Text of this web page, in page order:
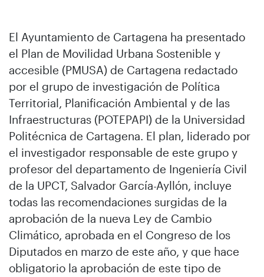
El Ayuntamiento de Cartagena ha presentado
el Plan de Movilidad Urbana Sostenible y
accesible (PMUSA) de Cartagena redactado
por el grupo de investigación de Política
Territorial, Planificación Ambiental y de las
Infraestructuras (POTEPAPI) de la Universidad
Politécnica de Cartagena. El plan, liderado por
el investigador responsable de este grupo y
profesor del departamento de Ingeniería Civil
de la UPCT, Salvador García-Ayllón, incluye
todas las recomendaciones surgidas de la
aprobación de la nueva Ley de Cambio
Climático, aprobada en el Congreso de los
Diputados en marzo de este año, y que hace
obligatorio la aprobación de este tipo de